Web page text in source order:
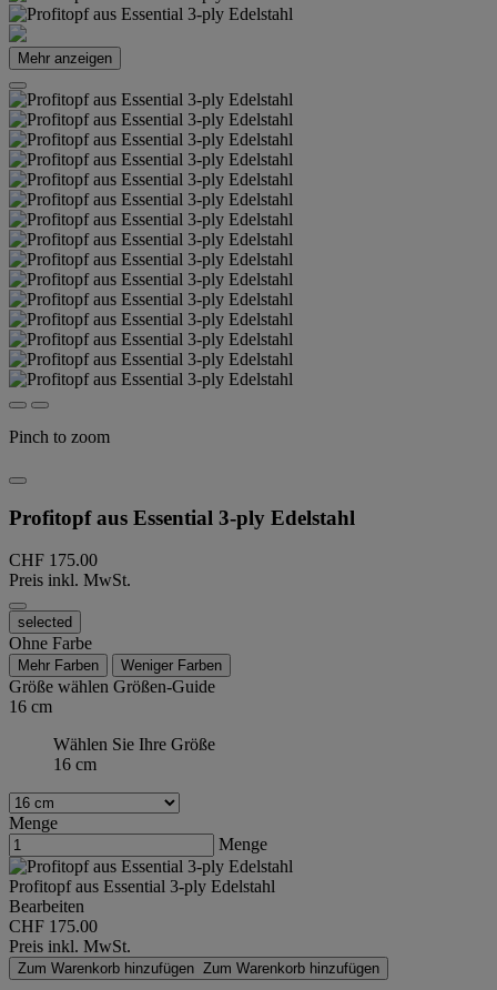
Mehr anzeigen
Pinch to zoom
Profitopf aus Essential 3-ply Edelstahl
CHF 175.00
Preis inkl. MwSt.
selected
Ohne Farbe
Mehr Farben Weniger Farben
Größe wählen Größen-Guide
16 cm
Wählen Sie Ihre Größe
16 cm
Menge
Menge
Profitopf aus Essential 3-ply Edelstahl
Bearbeiten
CHF 175.00
Preis inkl. MwSt.
Zum Warenkorb hinzufügen Zum Warenkorb hinzufügen